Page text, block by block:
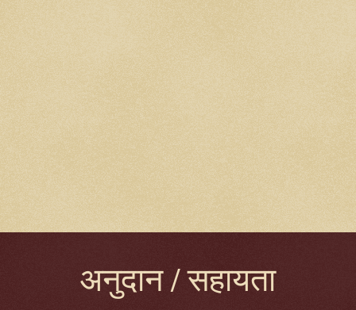
अनुदान / सहायता